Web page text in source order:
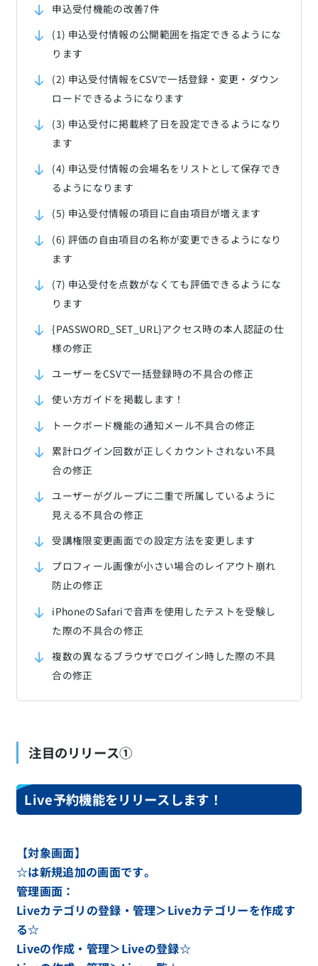
申込受付機能の改善7件
(1) 申込受付情報の公開範囲を指定できるようにな
ります
(2) 申込受付情報をCSVで一括登録・変更・ダウン
ロードできるようになります
(3) 申込受付に掲載終了日を設定できるようになり
ます
(4) 申込受付情報の会場名をリストとして保存でき
るようになります
(5) 申込受付情報の項目に自由項目が増えます
(6) 評価の自由項目の名称が変更できるようになり
ます
(7) 申込受付を点数がなくても評価できるようにな
ります
{PASSWORD_SET_URL}アクセス時の本人認証の仕
様の修正
ユーザーをCSVで一括登録時の不具合の修正
使い方ガイドを掲載します！
トークボード機能の通知メール不具合の修正
累計ログイン回数が正しくカウントされない不具
合の修正
ユーザーがグループに二重で所属しているように
見える不具合の修正
受講権限変更画面での設定方法を変更します
プロフィール画像が小さい場合のレイアウト崩れ
防止の修正
iPhoneのSafariで音声を使用したテストを受験し
た際の不具合の修正
複数の異なるブラウザでログイン時した際の不具
合の修正
注目のリリース①
Live予約機能をリリースします！
【対象画面】
☆は新規追加の画面です。
管理画面：
Liveカテゴリの登録・管理＞Liveカテゴリーを作成す
る☆
Liveの作成・管理＞Liveの登録☆